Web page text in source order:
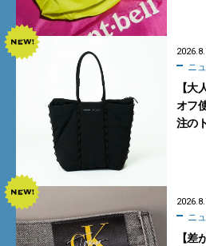
ニ
【大
オフ
注の
ニ
【差